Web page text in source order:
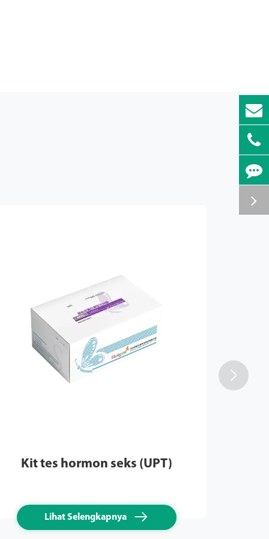
Kit tes hormon seks (UPT)
Lihat Selengkapnya 
